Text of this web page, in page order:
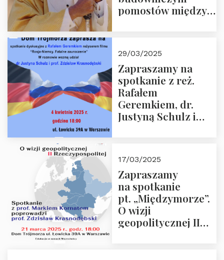
pomostów między
29/03/2025
Zapraszamy na
spotkanie z reż.
Rafałem
Geremkiem, dr.
Justyną Schulz i
“Rosja-Niemcy…”
17/03/2025
Zapraszamy
na spotkanie
pt. „Międzymorze”.
O wizji
geopolitycznej II